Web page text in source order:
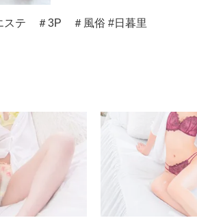
テ ＃3P ＃風俗 #日暮里